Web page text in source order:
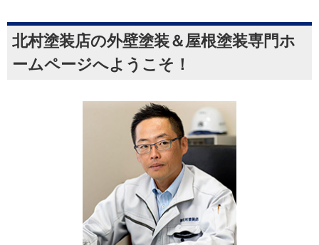
北村塗装店の外壁塗装＆屋根塗装専門ホ
ームページへようこそ！